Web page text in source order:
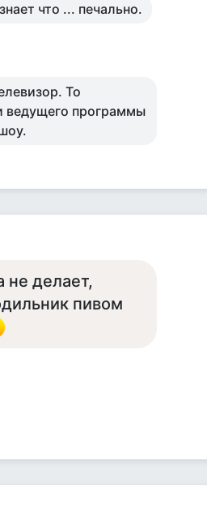
что ... печально.
То
ведущего программы
не делает,
пивом